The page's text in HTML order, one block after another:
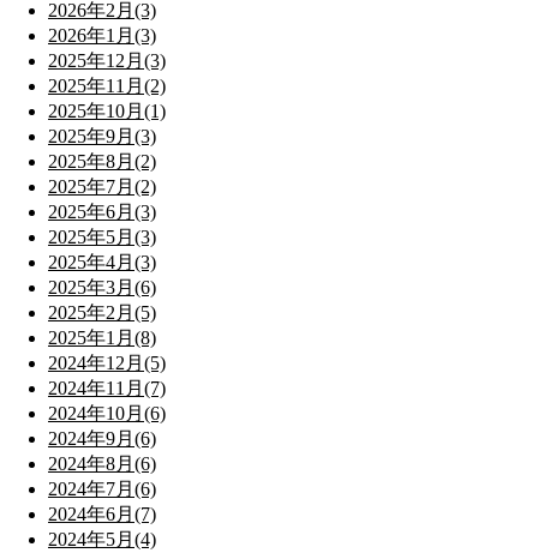
2026年2月(3)
2026年1月(3)
2025年12月(3)
2025年11月(2)
2025年10月(1)
2025年9月(3)
2025年8月(2)
2025年7月(2)
2025年6月(3)
2025年5月(3)
2025年4月(3)
2025年3月(6)
2025年2月(5)
2025年1月(8)
2024年12月(5)
2024年11月(7)
2024年10月(6)
2024年9月(6)
2024年8月(6)
2024年7月(6)
2024年6月(7)
2024年5月(4)